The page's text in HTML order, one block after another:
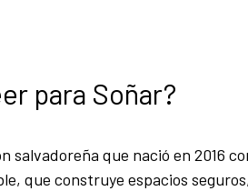
para Soñar?
salvadoreña que nació en 2016
que construye espacios